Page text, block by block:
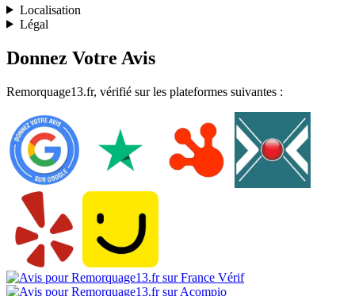
Localisation
Légal
Donnez Votre Avis
Remorquage13.fr, vérifié sur les plateformes suivantes :